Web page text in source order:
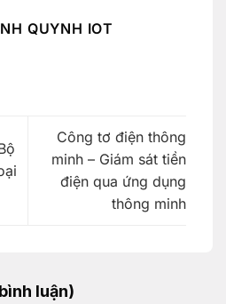
QUYNH IOT
Công tơ điện thông
minh – Giám sát tiền
điện qua ứng dụng
thông minh
luận)